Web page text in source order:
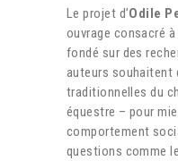
Le projet d’Odile
ouvrage consacré
fondé sur des
auteurs souhaitent
traditionnelles du
équestre – pour
comportement
questions comme